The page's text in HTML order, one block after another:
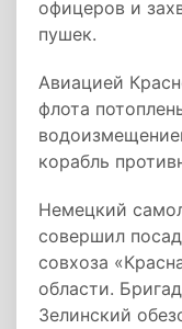
офицеров и
пушек.
Авиацией
флота
корабль
Немецкий
совершил
совхоза
области.
Зелинский